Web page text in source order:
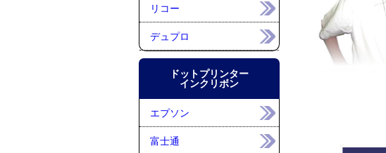
リコー
デュプロ
ドットプリンター
インクリボン
エプソン
富士通